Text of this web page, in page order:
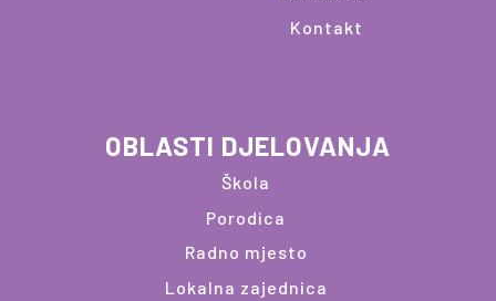
Kontakt
OBLASTI DJELOVANJA
Škola
Porodica
Radno mjesto
Lokalna zajednica